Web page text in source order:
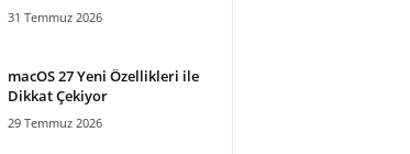
31 Temmuz 2026
macOS 27 Yeni Özellikleri ile
Dikkat Çekiyor
29 Temmuz 2026